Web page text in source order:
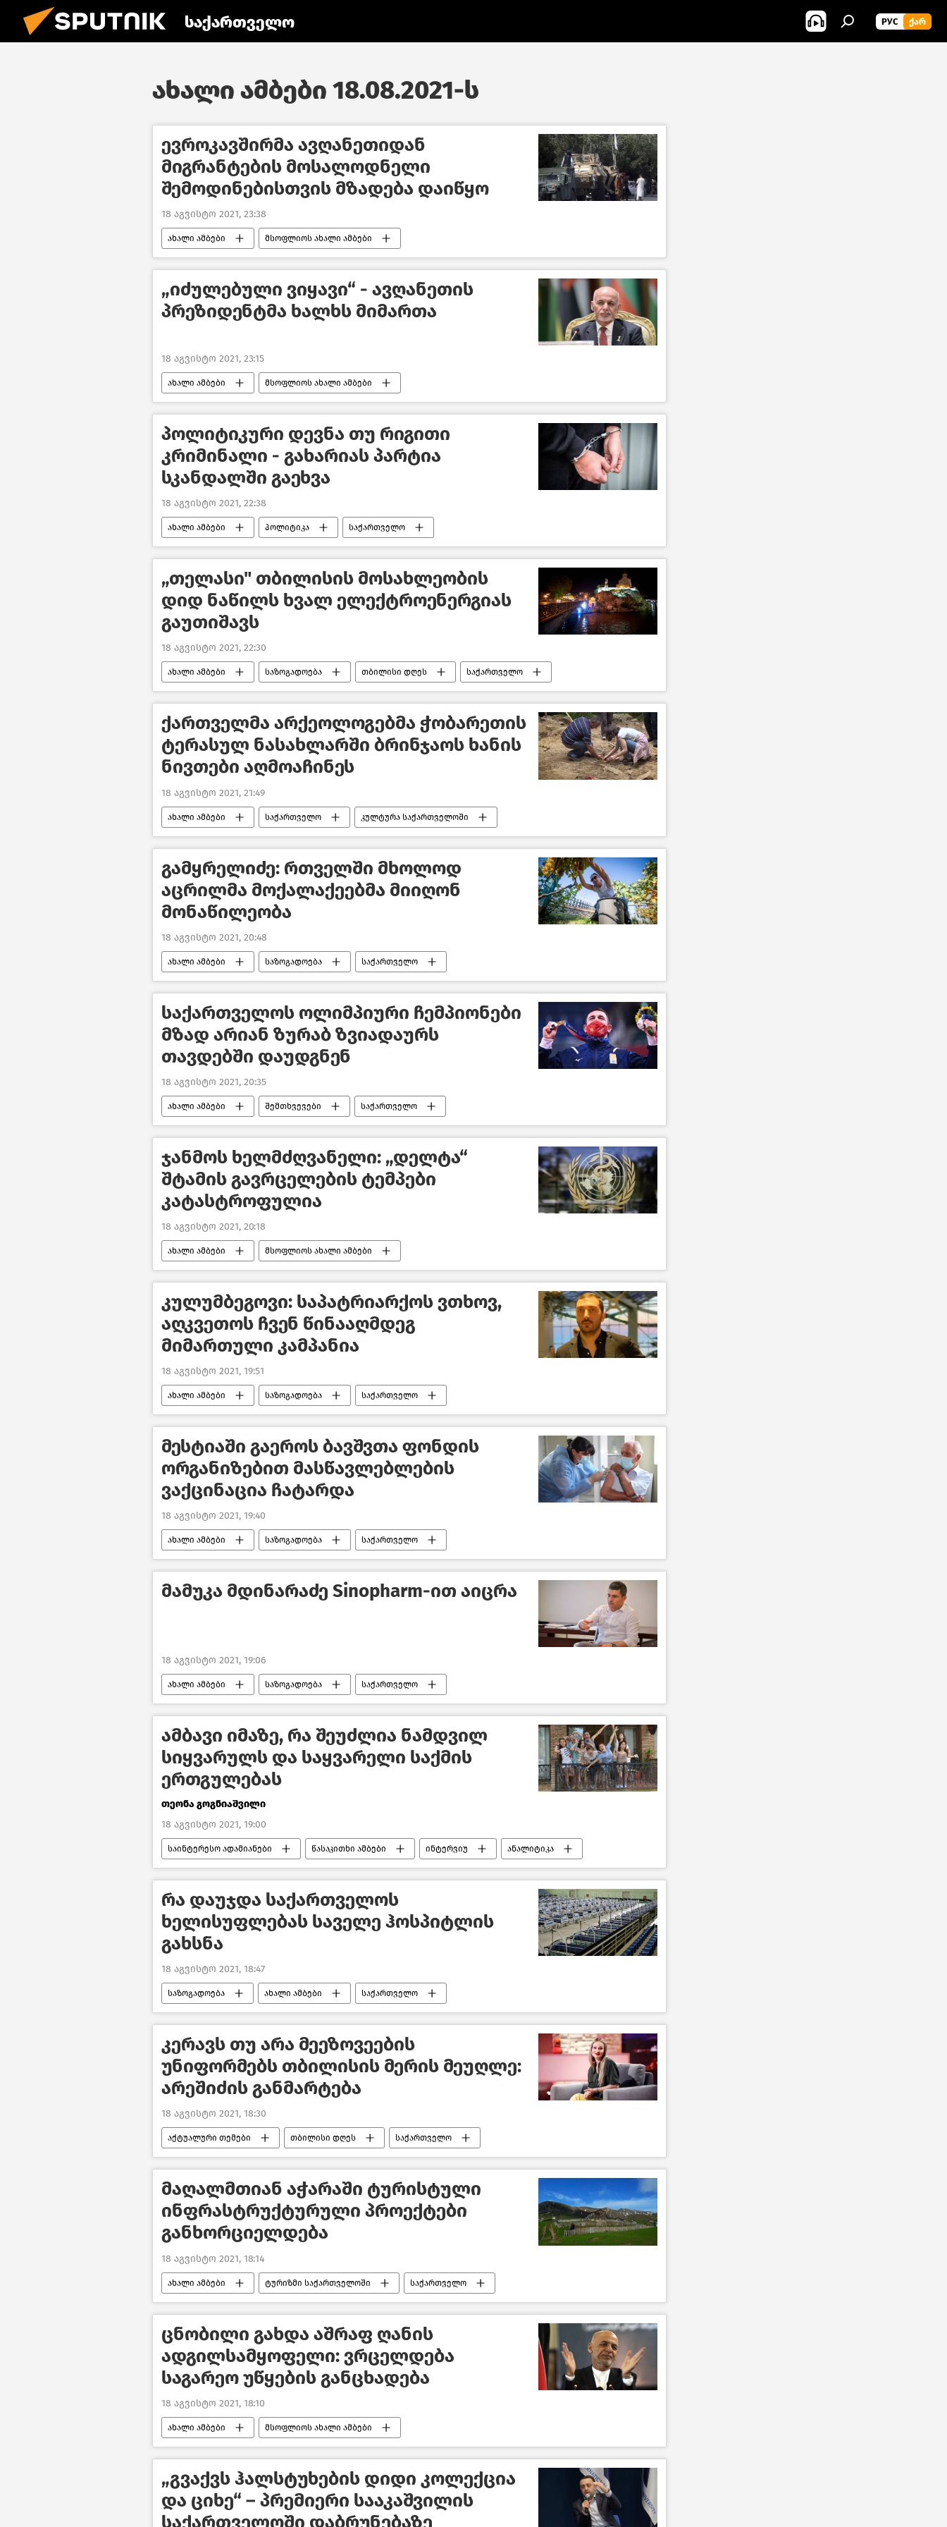
საქართველო РУС ᲥᲐᲠ
ახალი ამბები 18.08.2021-ს
ევროკავშირმა ავღანეთიდან
მიგრანტების მოსალოდნელი
შემოდინებისთვის მზადება დაიწყო
18 აგვისტო 2021, 23:38
ახალი ამბები მსოფლიოს ახალი ამბები
„იძულებული ვიყავი“ - ავღანეთის
პრეზიდენტმა ხალხს მიმართა
18 აგვისტო 2021, 23:15
ახალი ამბები მსოფლიოს ახალი ამბები
პოლიტიკური დევნა თუ რიგითი
კრიმინალი - გახარიას პარტია
სკანდალში გაეხვა
18 აგვისტო 2021, 22:38
ახალი ამბები პოლიტიკა საქართველო
„თელასი" თბილისის მოსახლეობის
დიდ ნაწილს ხვალ ელექტროენერგიას
გაუთიშავს
18 აგვისტო 2021, 22:30
ახალი ამბები საზოგადოება თბილისი დღეს საქართველო
ქართველმა არქეოლოგებმა ჭობარეთის
ტერასულ ნასახლარში ბრინჯაოს ხანის
ნივთები აღმოაჩინეს
18 აგვისტო 2021, 21:49
ახალი ამბები საქართველო კულტურა საქართველოში
გამყრელიძე: რთველში მხოლოდ
აცრილმა მოქალაქეებმა მიიღონ
მონაწილეობა
18 აგვისტო 2021, 20:48
ახალი ამბები საზოგადოება საქართველო
საქართველოს ოლიმპიური ჩემპიონები
მზად არიან ზურაბ ზვიადაურს
თავდებში დაუდგნენ
18 აგვისტო 2021, 20:35
ახალი ამბები შემთხვევები საქართველო
ჯანმოს ხელმძღვანელი: „დელტა“
შტამის გავრცელების ტემპები
კატასტროფულია
18 აგვისტო 2021, 20:18
ახალი ამბები მსოფლიოს ახალი ამბები
კულუმბეგოვი: საპატრიარქოს ვთხოვ,
აღკვეთოს ჩვენ წინააღმდეგ
მიმართული კამპანია
18 აგვისტო 2021, 19:51
ახალი ამბები საზოგადოება საქართველო
მესტიაში გაეროს ბავშვთა ფონდის
ორგანიზებით მასწავლებლების
ვაქცინაცია ჩატარდა
18 აგვისტო 2021, 19:40
ახალი ამბები საზოგადოება საქართველო
მამუკა მდინარაძე Sinopharm-ით აიცრა
18 აგვისტო 2021, 19:06
ახალი ამბები საზოგადოება საქართველო
ამბავი იმაზე, რა შეუძლია ნამდვილ
სიყვარულს და საყვარელი საქმის
ერთგულებას
თეონა გოგნიაშვილი
18 აგვისტო 2021, 19:00
საინტერესო ადამიანები წასაკითხი ამბები ინტერვიუ ანალიტიკა
ქართველები უცხოეთში საქართველო მსოფლიოს ახალი ამბები
რა დაუჯდა საქართველოს
ხელისუფლებას საველე ჰოსპიტლის
გახსნა
18 აგვისტო 2021, 18:47
საზოგადოება ახალი ამბები საქართველო
კერავს თუ არა მეეზოვეების
უნიფორმებს თბილისის მერის მეუღლე:
არეშიძის განმარტება
18 აგვისტო 2021, 18:30
აქტუალური თემები თბილისი დღეს საქართველო
მაღალმთიან აჭარაში ტურისტული
ინფრასტრუქტურული პროექტები
განხორციელდება
18 აგვისტო 2021, 18:14
ახალი ამბები ტურიზმი საქართველოში საქართველო
ცნობილი გახდა აშრაფ ღანის
ადგილსამყოფელი: ვრცელდება
საგარეო უწყების განცხადება
18 აგვისტო 2021, 18:10
ახალი ამბები მსოფლიოს ახალი ამბები
„გვაქვს ჰალსტუხების დიდი კოლექცია
და ციხე“ – პრემიერი სააკაშვილის
საქართველოში დაბრუნებაზე